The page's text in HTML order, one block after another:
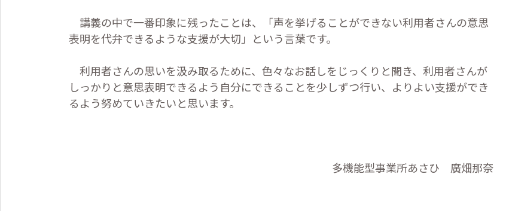
講義の中で一番印象に残ったことは、「声を挙げることができない利用者さんの意思
表明を代弁できるような支援が大切」という言葉です。
利用者さんの思いを汲み取るために、色々なお話しをじっくりと聞き、利用者さんが
しっかりと意思表明できるよう自分にできることを少しずつ行い、よりよい支援ができ
るよう努めていきたいと思います。
多機能型事業所あさひ 廣畑那奈